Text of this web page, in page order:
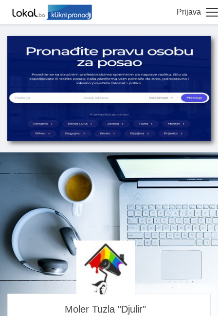
Prijava
Moler Tuzla "Djulir"